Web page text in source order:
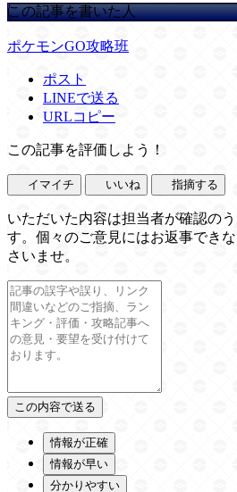
この記事を書いた人
ポケモンGO攻略班
ポスト
LINEで送る
URLコピー
この記事を評価しよう！
イマイチ いいね 指摘する
いただいた内容は担当者が確認の
す。個々のご意見にはお返事でき
さいませ。
情報が正確
情報が早い
分かりやすい